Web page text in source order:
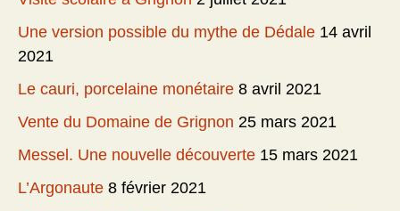
Une version possible du mythe de Dédale 14 avril
2021
Le cauri, porcelaine monétaire 8 avril 2021
Vente du Domaine de Grignon 25 mars 2021
Messel. Une nouvelle découverte 15 mars 2021
L’Argonaute 8 février 2021